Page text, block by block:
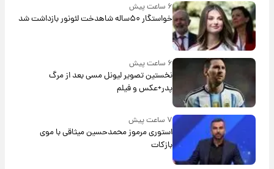
۶ ساعت پیش
خواستگار ۵۰ساله شاهدخت لئونور بازداشت شد
نخستین تصویر لیونل مسی بعد از مرگ
پدر+عکس و فیلم
۷ ساعت پیش
استوری مرموز محمدحسین میثاقی با موی
بازکات